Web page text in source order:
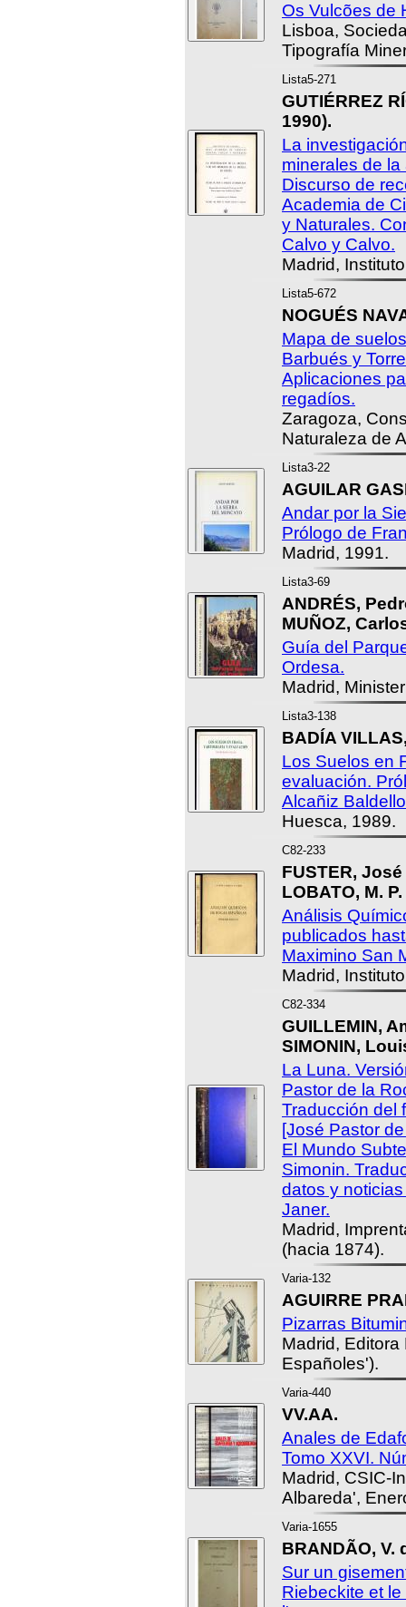
Os Vulcões de
Lisboa,
Tipografía
Lista5-271
GUTIÉRREZ
1990).
La
minerales de
Discurso de
Academia de
y Naturales.
Calvo y Calvo.
Madrid,
Lista5-672
NOGUÉS
Mapa de
Barbués y
Aplicaciones
regadíos.
Zaragoza,
Naturaleza de
Lista3-22
AGUILAR
Andar por la
Prólogo de
Madrid, 1991.
Lista3-69
ANDRÉS,
MUÑOZ,
Guía del
Ordesa.
Madrid,
Lista3-138
BADÍA
Los Suelos en
evaluación.
Alcañiz
Huesca, 1989.
C82-233
FUSTER,
LOBATO, M. P.
Análisis
publicados
Maximino San
Madrid,
C82-334
GUILLEMIN,
SIMONIN,
La Luna.
Pastor de la
Traducción del
[José Pastor
El Mundo
Simonin.
datos y
Janer.
Madrid,
(hacia 1874).
Varia-132
AGUIRRE
Pizarras
Madrid,
Españoles').
Varia-440
VV.AA.
Anales de
Tomo XXVI.
Madrid, CSIC-
Albareda',
Varia-1655
BRANDÃO, V.
Sur un
Riebeckite et